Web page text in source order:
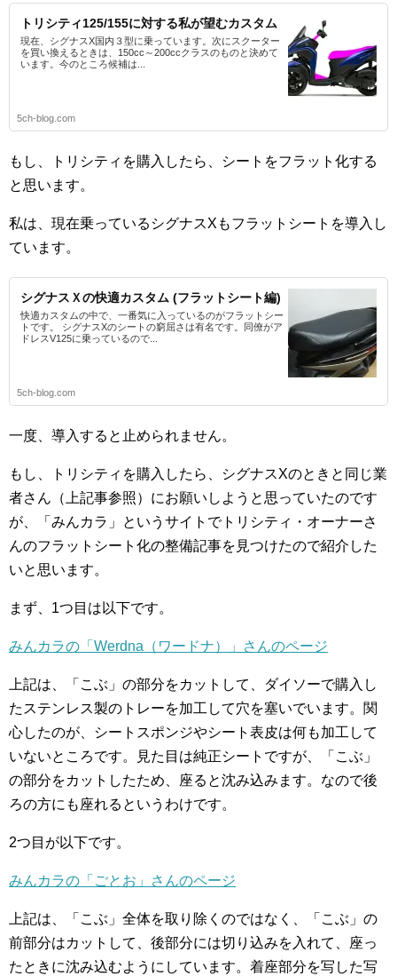
トリシティ125/155に対する私が望むカスタム
現在、シグナスX国内３型に乗っています。次にスクーター
を買い換えるときは、150cc～200ccクラスのものと決めて
います。今のところ候補は...
5ch-blog.com
もし、トリシティを購入したら、シートをフラット化する
と思います。
私は、現在乗っているシグナスXもフラットシートを導入し
ています。
シグナスＸの快適カスタム (フラットシート編)
快適カスタムの中で、一番気に入っているのがフラットシー
トです。 シグナスXのシートの窮屈さは有名です。同僚がア
ドレスV125に乗っているので...
5ch-blog.com
一度、導入すると止められません。
もし、トリシティを購入したら、シグナスXのときと同じ業
者さん（上記事参照）にお願いしようと思っていたのです
が、「みんカラ」というサイトでトリシティ・オーナーさ
んのフラットシート化の整備記事を見つけたので紹介した
いと思います。
まず、1つ目は以下です。
みんカラの「Werdna（ワードナ）」さんのページ
上記は、「こぶ」の部分をカットして、ダイソーで購入し
たステンレス製のトレーを加工して穴を塞いでいます。関
心したのが、シートスポンジやシート表皮は何も加工して
いないところです。見た目は純正シートですが、「こぶ」
の部分をカットしたため、座ると沈み込みます。なので後
ろの方にも座れるというわけです。
2つ目が以下です。
みんカラの「ごとお」さんのページ
上記は、「こぶ」全体を取り除くのではなく、「こぶ」の
前部分はカットして、後部分には切り込みを入れて、座っ
たときに沈み込むようにしています。着座部分を写した写